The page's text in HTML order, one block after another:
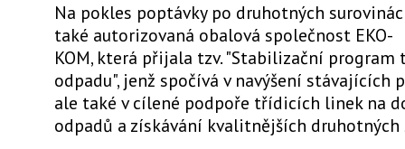
Na pokles poptávky po druhotných
také autorizovaná obalová společnost EKO-
KOM, která přijala tzv. "Stabilizační program
odpadu", jenž spočívá v navýšení stávajících
ale také v cílené podpoře třídicích linek na
odpadů a získávání kvalitnějších druhotných